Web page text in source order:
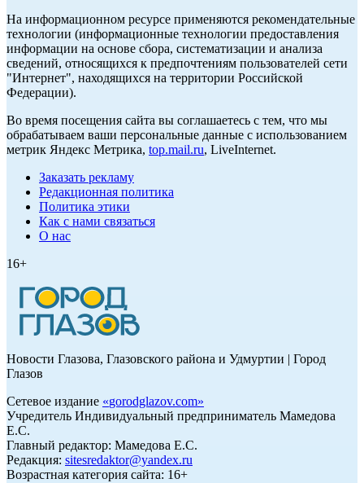
На информационном ресурсе применяются рекомендательные
технологии (информационные технологии предоставления
информации на основе сбора, систематизации и анализа
сведений, относящихся к предпочтениям пользователей сети
"Интернет", находящихся на территории Российской
Федерации).
Во время посещения сайта вы соглашаетесь с тем, что мы
обрабатываем ваши персональные данные с использованием
метрик Яндекс Метрика, top.mail.ru, LiveInternet.
Заказать рекламу
Редакционная политика
Политика этики
Как с нами связаться
О нас
16+
Новости Глазова, Глазовского района и Удмуртии | Город
Глазов
Сетевое издание «gorodglazov.com»
Учредитель Индивидуальный предприниматель Мамедова
Е.С.
Главный редактор: Мамедова Е.С.
Редакция: sitesredaktor@yandex.ru
Возрастная категория сайта: 16+